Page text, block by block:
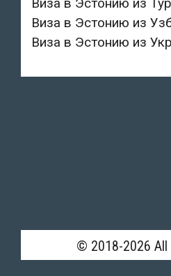
Виза в Эстонию из
Виза в Эстонию из
© 2018-2026 All